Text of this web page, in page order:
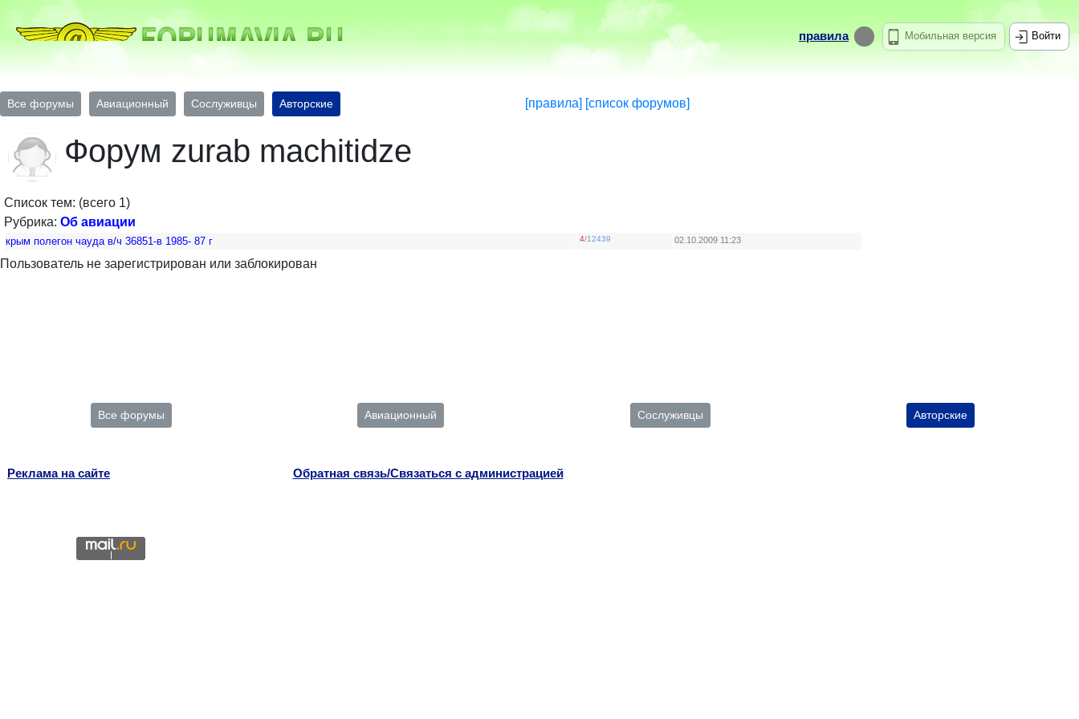
Мобильная версия
правила Войти
Все форумы Авиационный Сослуживцы Авторские [правила] [список форумов]
Форум zurab machitidze
Список тем: (всего 1)
Рубрика: Об авиации
крым полегон чауда в/ч 36851-в 1985- 87 г 4/12439 02.10.2009 11:23
Пользователь не зарегистрирован или заблокирован
Все форумы Авиационный Сослуживцы Авторские
Реклама на сайте Обратная связь/Связаться с администрацией